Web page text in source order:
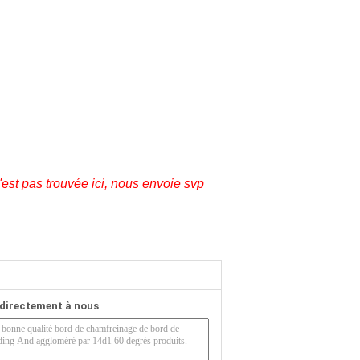
pas trouvée ici, nous envoie svp
à nous